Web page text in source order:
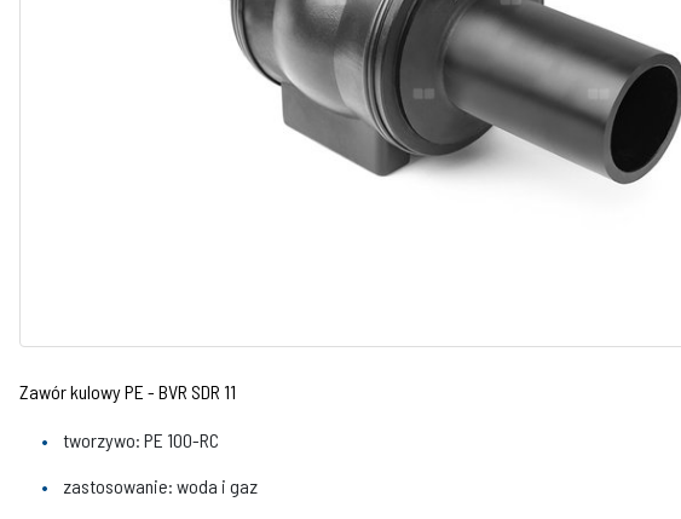
Zawór kulowy PE - BVR SDR 11
tworzywo: PE 100-RC
zastosowanie: woda i gaz